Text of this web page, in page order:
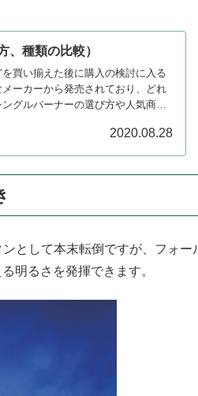
、種類の比較）
買い揃えた後に購入の検討に入る
ーカーから発売されており、どれ
グルバーナーの選び方や人気商品
2020.08.28
として本末転倒ですが、フォー
明るさを発揮できます。